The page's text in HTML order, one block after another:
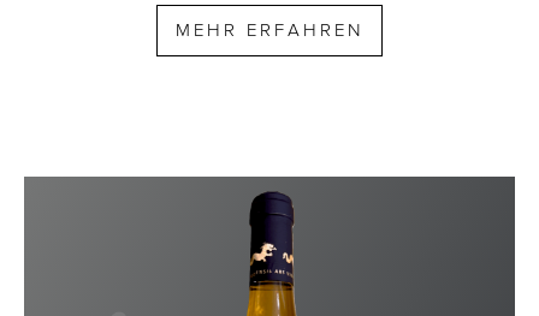
MEHR ERFAHREN